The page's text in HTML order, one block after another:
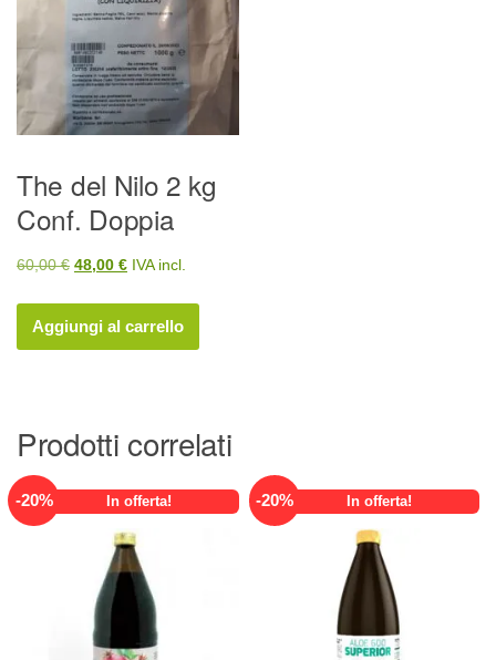
The del Nilo 2 kg
Conf. Doppia
60,00€ Il
originale
era:
48,00 €Il
attuale
è:
IVA incl.
Aggiungi al carrello
Prodotti correlati
-20% In offerta! -20% In offerta!